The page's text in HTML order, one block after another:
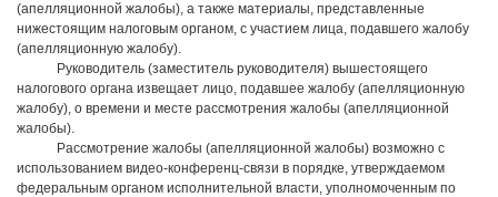
(апелляционной жалобы), а также материалы, представленные
нижестоящим налоговым органом, с участием лица, подавшего жалобу
(апелляционную жалобу).
Руководитель (заместитель руководителя) вышестоящего
налогового органа извещает лицо, подавшее жалобу (апелляционную
жалобу), о времени и месте рассмотрения жалобы (апелляционной
жалобы).
Рассмотрение жалобы (апелляционной жалобы) возможно с
использованием видео-конференц-связи в порядке, утверждаемом
федеральным органом исполнительной власти, уполномоченным по